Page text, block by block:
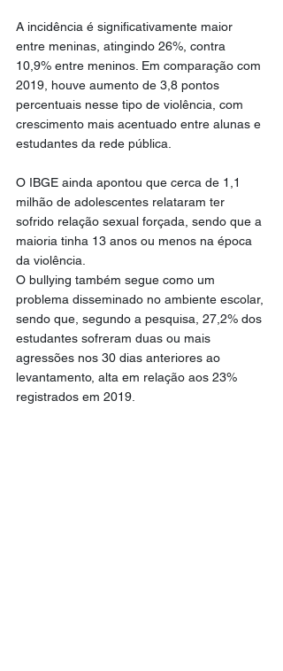
A incidência é significativamente maior
entre meninas, atingindo 26%, contra
10,9% entre meninos. Em comparação com
2019, houve aumento de 3,8 pontos
percentuais nesse tipo de violência, com
crescimento mais acentuado entre alunas e
estudantes da rede pública.
O IBGE ainda apontou que cerca de 1,1
milhão de adolescentes relataram ter
sofrido relação sexual forçada, sendo que a
maioria tinha 13 anos ou menos na época
da violência.
O bullying também segue como um
problema disseminado no ambiente escolar,
sendo que, segundo a pesquisa, 27,2% dos
estudantes sofreram duas ou mais
agressões nos 30 dias anteriores ao
levantamento, alta em relação aos 23%
registrados em 2019.